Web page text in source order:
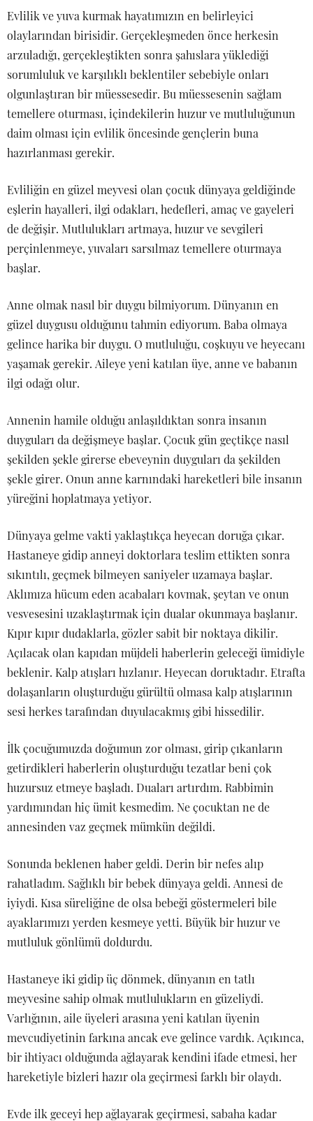
Evlilik ve yuva kurmak hayatımızın en belirleyici
olaylarından birisidir. Gerçekleşmeden önce herkesin
arzuladığı, gerçekleştikten sonra şahıslara yüklediği
sorumluluk ve karşılıklı beklentiler sebebiyle onları
olgunlaştıran bir müessesedir. Bu müessesenin sağlam
temellere oturması, içindekilerin huzur ve mutluluğunun
daim olması için evlilik öncesinde gençlerin buna
hazırlanması gerekir.
Evliliğin en güzel meyvesi olan çocuk dünyaya geldiğinde
eşlerin hayalleri, ilgi odakları, hedefleri, amaç ve gayeleri
de değişir. Mutlulukları artmaya, huzur ve sevgileri
perçinlenmeye, yuvaları sarsılmaz temellere oturmaya
başlar.
Anne olmak nasıl bir duygu bilmiyorum. Dünyanın en
güzel duygusu olduğunu tahmin ediyorum. Baba olmaya
gelince harika bir duygu. O mutluluğu, coşkuyu ve heyecanı
yaşamak gerekir. Aileye yeni katılan üye, anne ve babanın
ilgi odağı olur.
Annenin hamile olduğu anlaşıldıktan sonra insanın
duyguları da değişmeye başlar. Çocuk gün geçtikçe nasıl
şekilden şekle girerse ebeveynin duyguları da şekilden
şekle girer. Onun anne karnındaki hareketleri bile insanın
yüreğini hoplatmaya yetiyor.
Dünyaya gelme vakti yaklaştıkça heyecan doruğa çıkar.
Hastaneye gidip anneyi doktorlara teslim ettikten sonra
sıkıntılı, geçmek bilmeyen saniyeler uzamaya başlar.
Aklımıza hücum eden acabaları kovmak, şeytan ve onun
vesvesesini uzaklaştırmak için dualar okunmaya başlanır.
Kıpır kıpır dudaklarla, gözler sabit bir noktaya dikilir.
Açılacak olan kapıdan müjdeli haberlerin geleceği ümidiyle
beklenir. Kalp atışları hızlanır. Heyecan doruktadır. Etrafta
dolaşanların oluşturduğu gürültü olmasa kalp atışlarının
sesi herkes tarafından duyulacakmış gibi hissedilir.
İlk çocuğumuzda doğumun zor olması, girip çıkanların
getirdikleri haberlerin oluşturduğu tezatlar beni çok
huzursuz etmeye başladı. Duaları artırdım. Rabbimin
yardımından hiç ümit kesmedim. Ne çocuktan ne de
annesinden vaz geçmek mümkün değildi.
Sonunda beklenen haber geldi. Derin bir nefes alıp
rahatladım. Sağlıklı bir bebek dünyaya geldi. Annesi de
iyiydi. Kısa süreliğine de olsa bebeği göstermeleri bile
ayaklarımızı yerden kesmeye yetti. Büyük bir huzur ve
mutluluk gönlümü doldurdu.
Hastaneye iki gidip üç dönmek, dünyanın en tatlı
meyvesine sahip olmak mutlulukların en güzeliydi.
Varlığının, aile üyeleri arasına yeni katılan üyenin
mevcudiyetinin farkına ancak eve gelince vardık. Açıkınca,
bir ihtiyacı olduğunda ağlayarak kendini ifade etmesi, her
hareketiyle bizleri hazır ola geçirmesi farklı bir olaydı.
Evde ilk geceyi hep ağlayarak geçirmesi, sabaha kadar